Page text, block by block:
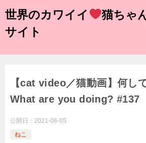
世界のカワイイ
猫ちゃ
サイト
【cat video／猫動画】何し
What are you doing? #137
公開日： 2021-06-05
ねこ